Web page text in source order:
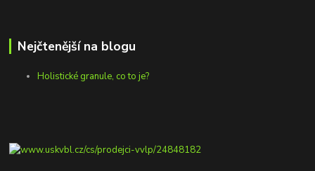
Nejčtenější na blogu
Holistické granule, co to je?